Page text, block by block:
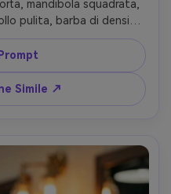
mandibola squadrata,
pulita, barba di densità
basso, illuminazione
riempimento morbido,
texture pelle ultra-
barbiere premium --ar
Simile ↗